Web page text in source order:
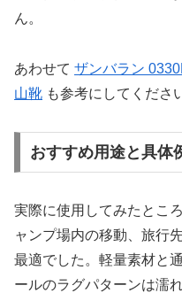
ん。
あわせて ザンバラン
山靴 も参考にしてくださ
おすすめ用途と具体
実際に使用してみたとこ
ャンプ場内の移動、旅行
最適でした。軽量素材と
ールのラグパターンは濡